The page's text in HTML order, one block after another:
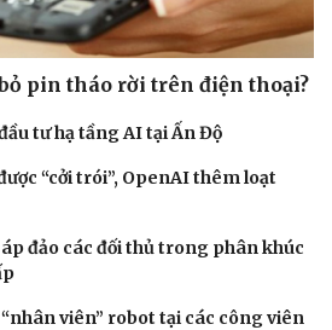
pin tháo rời trên điện thoại?
tư hạ tầng AI tại Ấn Độ
“cởi trói”, OpenAI thêm loạt
đảo các đối thủ trong phân khúc
viên” robot tại các công viên